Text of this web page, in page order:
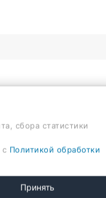
сбора статистики
с Политикой обработки
Принять